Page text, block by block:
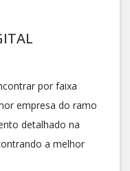
por faixa
empresa do ramo
detalhado na
a melhor